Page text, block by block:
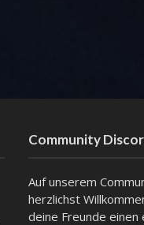
Community
Auf unserem
herzlichst
deine Freunde einen